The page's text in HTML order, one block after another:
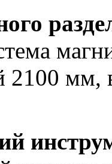
мм,